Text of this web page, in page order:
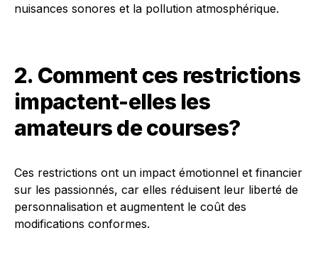
nuisances sonores et la pollution atmosphérique.
2. Comment ces restrictions
impactent-elles les
amateurs de courses?
Ces restrictions ont un impact émotionnel et financier
sur les passionnés, car elles réduisent leur liberté de
personnalisation et augmentent le coût des
modifications conformes.